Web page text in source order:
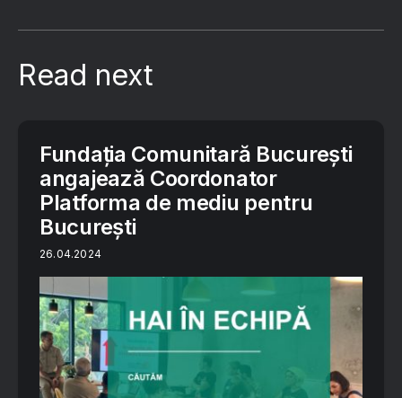
Read next
Fundația Comunitară București
angajează Coordonator
Platforma de mediu pentru
București
26.04.2024